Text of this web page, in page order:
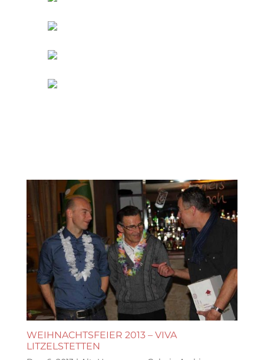
WEIHNACHTSFEIER 2013 – VIVA
LITZELSTETTEN